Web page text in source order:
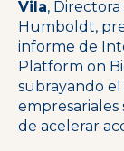
Vila,
Humboldt,
informe de
Platform on
subrayando
empresariales
de acelerar